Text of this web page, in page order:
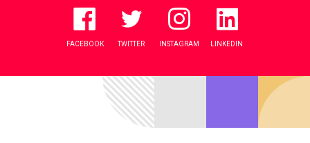
FACEBOOK TWITTER INSTAGRAM LINKEDIN